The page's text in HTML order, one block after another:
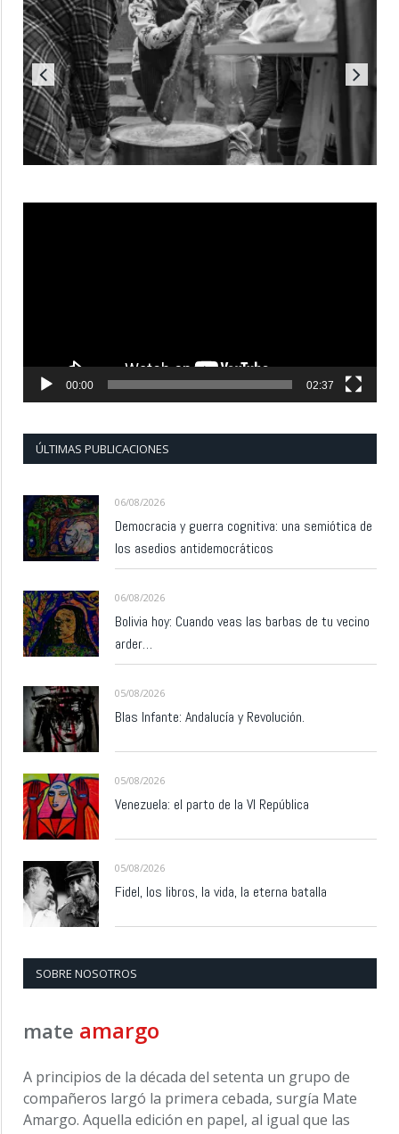
00:00 02:37
ÚLTIMAS PUBLICACIONES
06/08/2026
Democracia y guerra cognitiva: una semiótica de
los asedios antidemocráticos
06/08/2026
Bolivia hoy: Cuando veas las barbas de tu vecino
arder…
05/08/2026
Blas Infante: Andalucía y Revolución.
05/08/2026
Venezuela: el parto de la VI República
05/08/2026
Fidel, los libros, la vida, la eterna batalla
SOBRE NOSOTROS
mate amargo
A principios de la década del setenta un grupo de
compañeros largó la primera cebada, surgía Mate
Amargo. Aquella edición en papel, al igual que las